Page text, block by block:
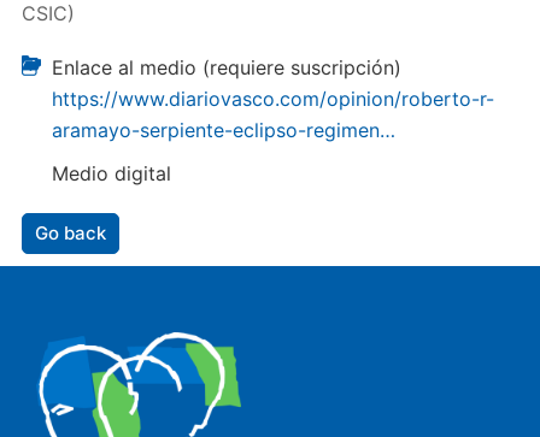
CSIC)
Enlace al medio (requiere suscripción)
https://www.diariovasco.com/opinion/roberto-r-
aramayo-serpiente-eclipso-regimen…
Medio digital
Go back